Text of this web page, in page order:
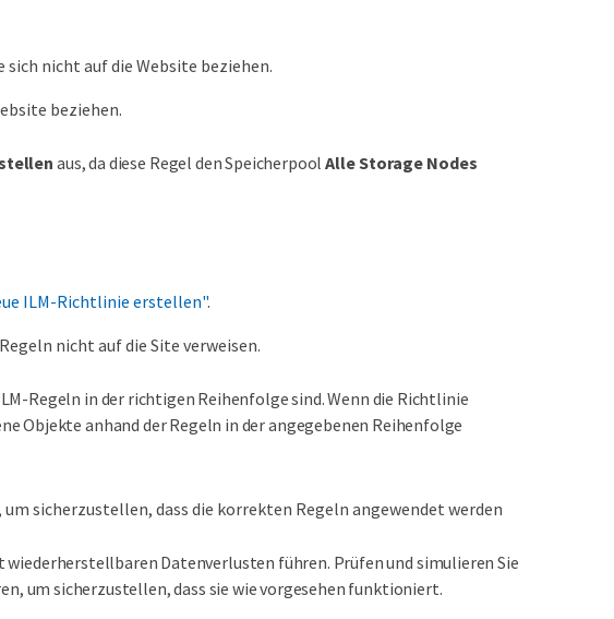
sich nicht auf die Website beziehen.
beziehen.
aus, da diese Regel den SpeicherpoolAlle Storage Nodes
ILM-Richtlinie erstellen".
nicht auf die Site verweisen.
Regeln in der richtigen Reihenfolge sind. Wenn die Richtlinie
Objekte anhand der Regeln in der angegebenen Reihenfolge
sicherzustellen, dass die korrekten Regeln angewendet werden
Datenverlusten führen. Prüfen und simulieren Sie
um sicherzustellen, dass sie wie vorgesehen funktioniert.